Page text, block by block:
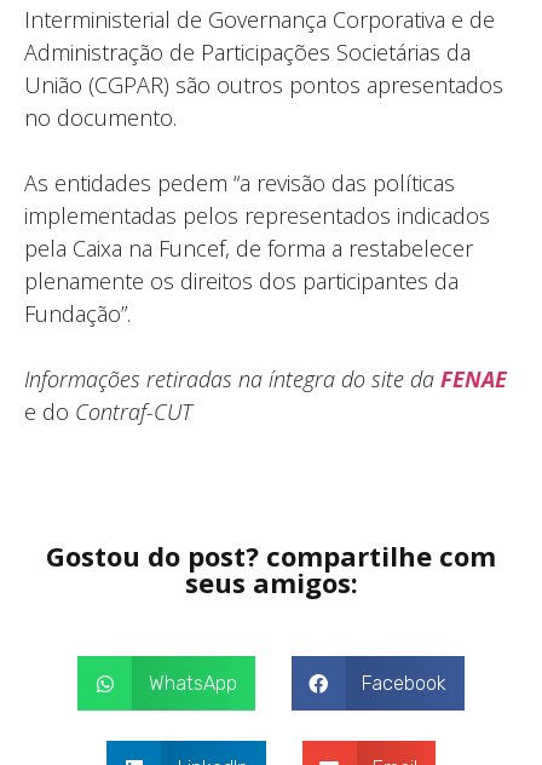
Interministerial de Governança Corporativa e de
Administração de Participações Societárias da
União (CGPAR) são outros pontos apresentados
no documento.
As entidades pedem “a revisão das políticas
implementadas pelos representados indicados
pela Caixa na Funcef, de forma a restabelecer
plenamente os direitos dos participantes da
Fundação”.
Informações retiradas na íntegra do site da FENAE
e do Contraf-CUT
Gostou do post? compartilhe com
seus amigos:
WhatsApp Facebook